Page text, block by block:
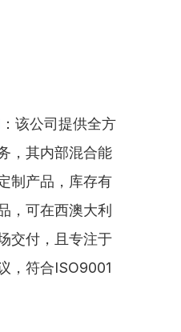
：该公司提供全方
，其内部混合能
制产品，库存有
，可在西澳大利
交付，且专注于
，符合ISO9001